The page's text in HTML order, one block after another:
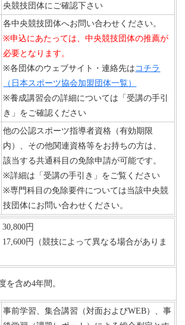
央競技団体にご確認下さい
各中央競技団体へお問い合わせください。
※申込にあたっては、中央競技団体の推薦が
必要となります。
※各団体のウェブサイト・連絡先は コチラ
（日本スポーツ協会加盟団体一覧）
※養成講習会の詳細については「受講の手引
き」をご確認ください
他の公認スポーツ指導者資格（有効期限
内）、その他関連資格等をお持ちの方は、
該当する共通科目の免除申請が可能です。
※詳細は「受講の手引き」をご覧ください
※専門科目の免除要件については当該中央競
技団体にお問い合わせください。
円
円（競技によって異なる場合がありま
を含め4年間。
事前学習、集合講習（対面およびWEB）、事